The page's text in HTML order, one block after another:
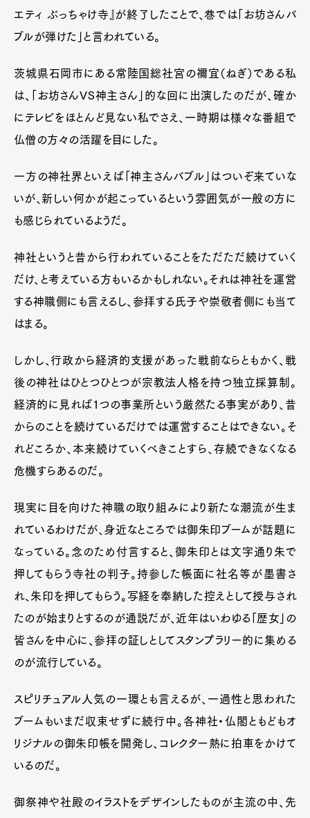
エティ ぶっちゃけ寺』が終了したことで、巷では「お坊さんバ
ブルが弾けた」と言われている。
茨城県石岡市にある常陸国総社宮の禰宜（ねぎ）である私
は、「お坊さんVS神主さん」的な回に出演したのだが、確か
にテレビをほとんど見ない私でさえ、一時期は様々な番組で
仏僧の方々の活躍を目にした。
一方の神社界といえば「神主さんバブル」はついぞ来ていな
いが、新しい何かが起こっているという雰囲気が一般の方に
も感じられているようだ。
神社というと昔から行われていることをただただ続けていく
だけ、と考えている方もいるかもしれない。それは神社を運営
する神職側にも言えるし、参拝する氏子や崇敬者側にも当て
はまる。
しかし、行政から経済的支援があった戦前ならともかく、戦
後の神社はひとつひとつが宗教法人格を持つ独立採算制。
経済的に見れば1つの事業所という厳然たる事実があり、昔
からのことを続けているだけでは運営することはできない。そ
れどころか、本来続けていくべきことすら、存続できなくなる
危機すらあるのだ。
現実に目を向けた神職の取り組みにより新たな潮流が生ま
れているわけだが、身近なところでは御朱印ブームが話題に
なっている。念のため付言すると、御朱印とは文字通り朱で
押してもらう寺社の判子。持参した帳面に社名等が墨書さ
れ、朱印を押してもらう。写経を奉納した控えとして授与され
たのが始まりとするのが通説だが、近年はいわゆる「歴女」の
皆さんを中心に、参拝の証しとしてスタンプラリー的に集める
のが流行している。
スピリチュアル人気の一環とも言えるが、一過性と思われた
ブームもいまだ収束せずに続行中。各神社・仏閣ともどもオ
リジナルの御朱印帳を開発し、コレクター熱に拍車をかけて
いるのだ。
御祭神や社殿のイラストをデザインしたものが主流の中、先